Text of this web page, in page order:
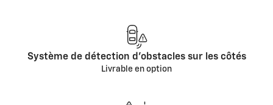
Système de détection d'obstacles sur les côtés
Livrable en option